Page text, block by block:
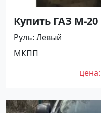
Купить ГАЗ М-
(2100/52 л.с.)
Горячий Ключ
по цене 360000
№27461 на
Руль Левый
МКПП
цена